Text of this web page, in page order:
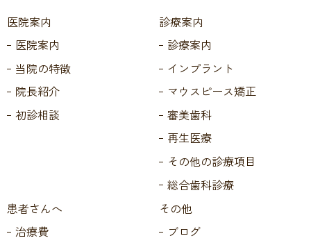
医院案内
医院案内
当院の特徴
院長紹介
初診相談
診療案内
診療案内
インプラント
マウスピース矯正
審美歯科
再生医療
その他の診療項目
総合歯科診療
患者さんへ
治療費
その他
ブログ